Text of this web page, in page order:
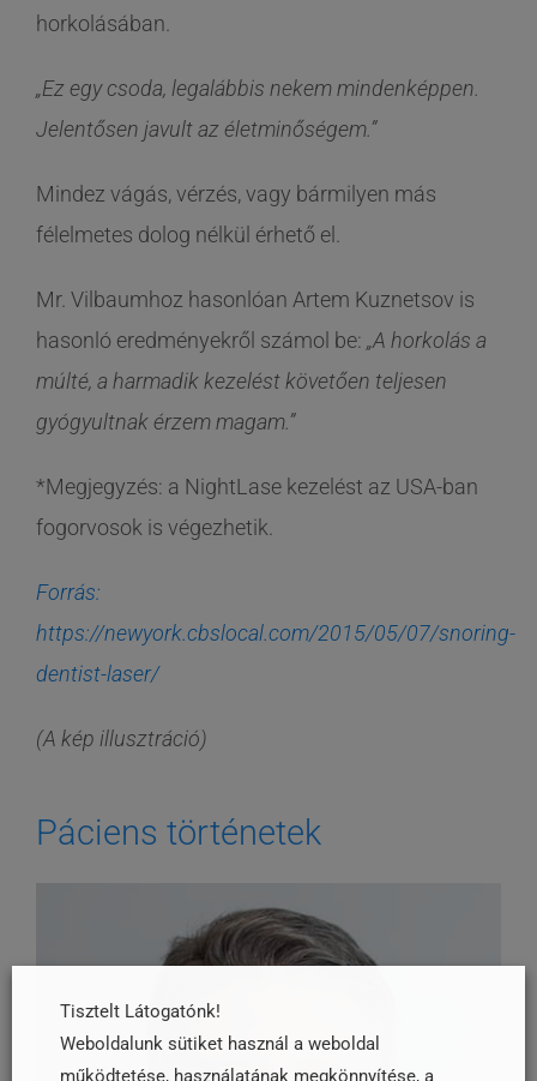
horkolásában.
„Ez egy csoda, legalábbis nekem mindenképpen.
Jelentősen javult az életminőségem.”
Mindez vágás, vérzés, vagy bármilyen más
félelmetes dolog nélkül érhető el.
Mr. Vilbaumhoz hasonlóan Artem Kuznetsov is
hasonló eredményekről számol be: „A horkolás a
múlté, a harmadik kezelést követően teljesen
gyógyultnak érzem magam.”
*Megjegyzés: a NightLase kezelést az USA-ban
fogorvosok is végezhetik.
Forrás:
https://newyork.cbslocal.com/2015/05/07/snoring-
dentist-laser/
(A kép illusztráció)
Páciens történetek
Tisztelt Látogatónk!
Weboldalunk sütiket használ a weboldal
működtetése, használatának megkönnyítése, a